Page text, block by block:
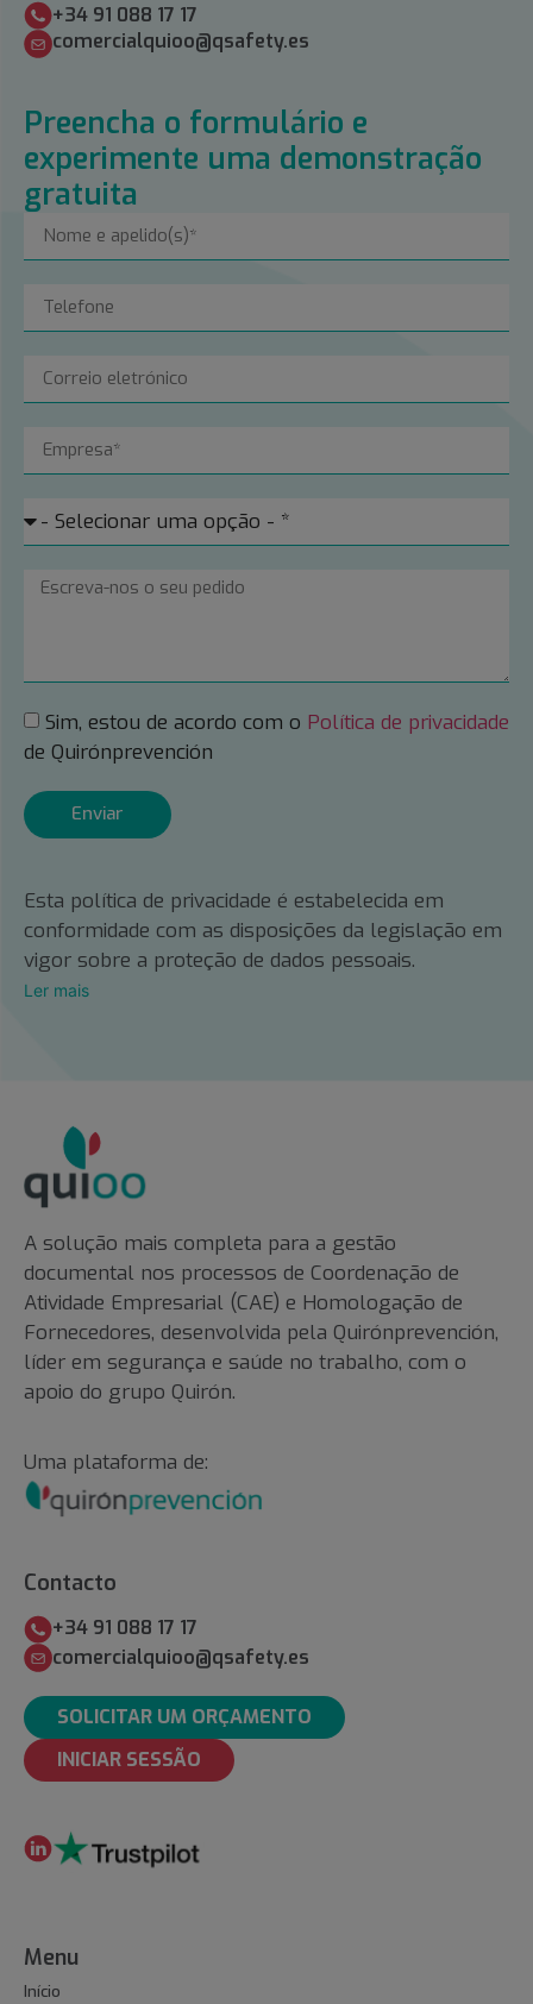
+34 91 088 17 17
comercialquioo@qsafety.es
Preencha o formulário e
experimente uma demonstração
gratuita
Sim, estou de acordo com o Política de privacidade
de Quirónprevención
Enviar
Esta política de privacidade é estabelecida em
conformidade com as disposições da legislação em
vigor sobre a proteção de dados pessoais.
Ler mais
A solução mais completa para a gestão
documental nos processos de Coordenação de
Atividade Empresarial (CAE) e Homologação de
Fornecedores, desenvolvida pela Quirónprevención,
líder em segurança e saúde no trabalho, com o
apoio do grupo Quirón.
Uma plataforma de:
Contacto
+34 91 088 17 17
comercialquioo@qsafety.es
SOLICITAR UM ORÇAMENTO
INICIAR SESSÃO
Menu
Início